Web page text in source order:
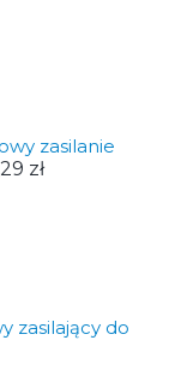
zasilanie
zł
zasilający do